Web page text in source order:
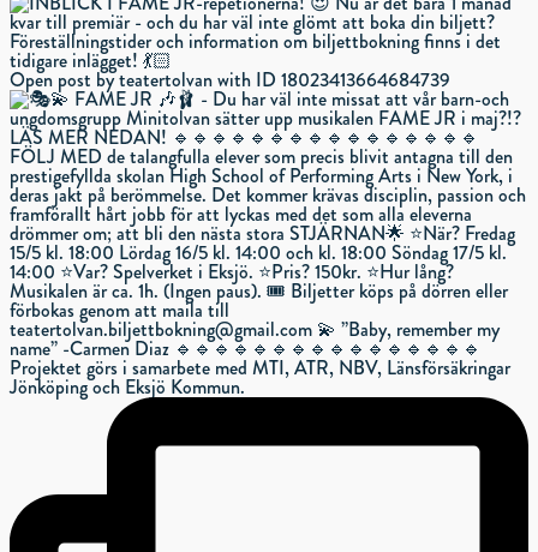
Open post by teatertolvan with ID 18023413664684739